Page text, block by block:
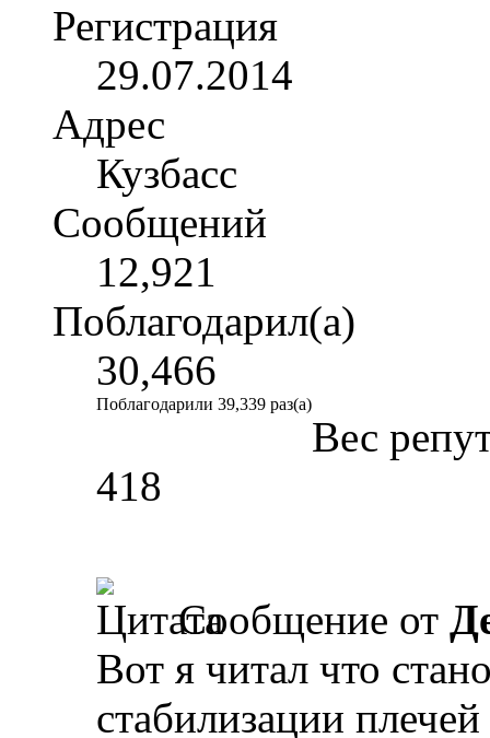
Регистрация
29.07.2014
Адрес
Кузбасс
Сообщений
12,921
Поблагодарил(а)
30,466
Поблагодарили 39,339 раз(а)
Вес
418
Сообщение от
Вот я читал что
стабилизации плечей